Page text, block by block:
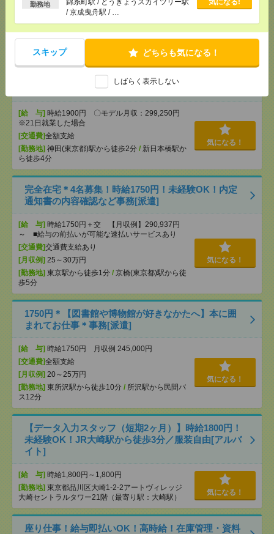
勤務地
/ 京成曳舟駅 / …
スキップ どちらも気になる！
しばらく表示しない
全額支給
[月収例]20～25万円
白金高輪駅から徒歩5分/泉岳寺駅から徒
歩7分
＜データ入力中心！＞17:30定時！こつこつサポート
事務！1900円[派遣]
[給 与] 時給1900円 〇モデル月収：299,250円
※21日就業した場合
[交通費]全額支給
[勤務地] 神田(東京都)駅から徒歩2分 / 新日本橋駅か
ら徒歩4分
気になる！
完全在宅＊4名募集！時給1750円！未経験OK！内定
通知書の内容確認など事務[派遣]
[給 与] 時給1750円＋交 【月収例】290,937円
～ ■給与の前払いが可能な速払いサービスあり
[交通費]交通費支給あり
[月収例] 25～30万円
[勤務地] 東京駅から徒歩1分 / 京橋(東京都)駅から徒
歩5分
気になる！
1750円＊【図書館や博物館が好きなかたへ】本に囲
まれてお仕事＊事務[派遣]
[給 与] 時給1750円 月収例 245,000円
[交通費]全額支給
[月収例] 20～25万円
[勤務地] 東所沢駅から徒歩10分 / 所沢駅から民間バ
ス12分
気になる！
【データ入力スタッフ（短期2ヶ月）】時給1800円！
未経験OK！JR大崎駅から徒歩3分／服装自由[アルバ
イト]
[給 与] 時給1,800円～1,800円
[勤務地] 東京都品川区大崎1-2-2アートヴィレッジ
大崎セントラルタワー21階（最寄り駅：大崎駅）
気になる！
座り仕事！給与即払いOK！高時給！在庫管理・資料